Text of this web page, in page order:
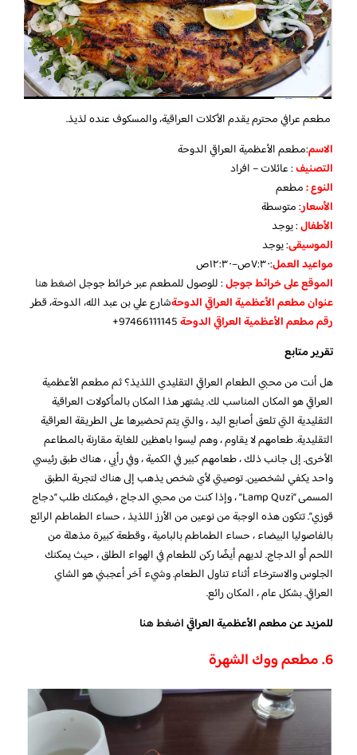
مطعم عرافي محترم يقدم الأكلات العراقية، والمسكوف عنده لذيذ.
الاسم:مطعم الأعظمية العراقي الدوحة
التصنيف: عائلات – افراد
النوع :مطعم
الأسعار:متوسطة
الأطفال:يوجد
الموسيقى:يوجد
مواعيد العمل:٧:٣٠ص–١٢:٣٠ص
الموقع على خرائط جوجل: للوصول للمطعم عبر خرائط جوجلاضغط هنا
عنوان مطعم الأعظمية العراقي الدوحةشارع علي بن عبد الله، الدوحة، قطر
رقم مطعم الأعظمية العراقي الدوحة97466111145+
تقرير متابع
هل أنت من محبي الطعام العراقي التقليدي اللذيذ؟ ثم مطعم الأعظمية
العراقي هو المكان المناسب لك. يشتهر هذا المكان بالمأكولات العراقية
التقليدية التي تلعق أصابع اليد ، والتي يتم تحضيرها على الطريقة العراقية
التقليدية. طعامهم لا يقاوم ، وهم ليسوا باهظين للغاية مقارنة بالمطاعم
الأخرى. إلى جانب ذلك ، طعامهم كبير في الكمية ، وفي رأيي ، هناك طبق رئيسي
واحد يكفي لشخصين. توصيتي لأي شخص يذهب إلى هناك لتجربة الطبق
المسمى “Lamp Quzi” ، وإذا كنت من محبي الدجاج ، فيمكنك طلب “دجاج
قوزي”. تتكون هذه الوجبة من نوعين من الأرز اللذيذ ، حساء الطماطم الرائع
بالفاصوليا البيضاء ، حساء الطماطم بالبامية ، وقطعة كبيرة مذهلة من
اللحم أو الدجاج. لديهم أيضًا ركن للطعام في الهواء الطلق ، حيث يمكنك
الجلوس والاسترخاء أثناء تناول الطعام. وشيء آخر أعجبني هو الشاي
العراقي. بشكل عام ، المكان رائع.
للمزيد عن مطعم الأعظمية العراقياضغط هنا
6. مطعم ووك الشهرة